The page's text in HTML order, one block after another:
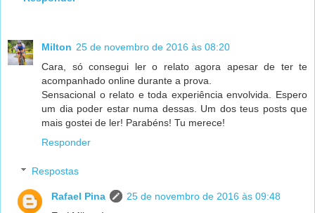
Milton 25 de novembro de 2016 às 08:20
Cara, só consegui ler o relato agora apesar de ter te
acompanhado online durante a prova.
Sensacional o relato e toda experiência envolvida. Espero
um dia poder estar numa dessas. Um dos teus posts que
mais gostei de ler! Parabéns! Tu merece!
Responder
Respostas
Rafael Pina
25 de novembro de 2016 às 09:48